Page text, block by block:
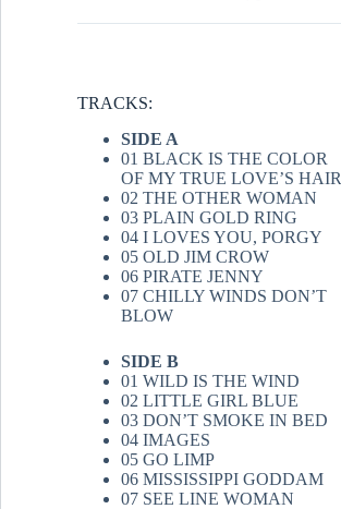
TRACKS:
SIDE A
01 BLACK IS THE COLOR
OF MY TRUE LOVE’S HAIR
02 THE OTHER WOMAN
03 PLAIN GOLD RING
04 I LOVES YOU, PORGY
05 OLD JIM CROW
06 PIRATE JENNY
07 CHILLY WINDS DON’T
BLOW
SIDE B
01 WILD IS THE WIND
02 LITTLE GIRL BLUE
03 DON’T SMOKE IN BED
04 IMAGES
05 GO LIMP
06 MISSISSIPPI GODDAM
07 SEE LINE WOMAN